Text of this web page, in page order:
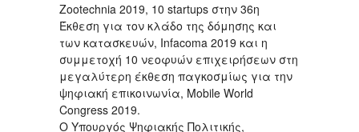
Zootechnia 2019, 10 startups στην 36η
Έκθεση για τον κλάδο της δόμησης και
των κατασκευών, Infacoma 2019 και η
συμμετοχή 10 νεοφυών επιχειρήσεων στη
μεγαλύτερη έκθεση παγκοσμίως για την
ψηφιακή επικοινωνία, Mobile World
Congress 2019.
Ο Υπουργός Ψηφιακής Πολιτικής,